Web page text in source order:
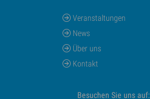
Veranstaltungen
News
Über uns
Kontakt
Besuchen Sie uns auf: